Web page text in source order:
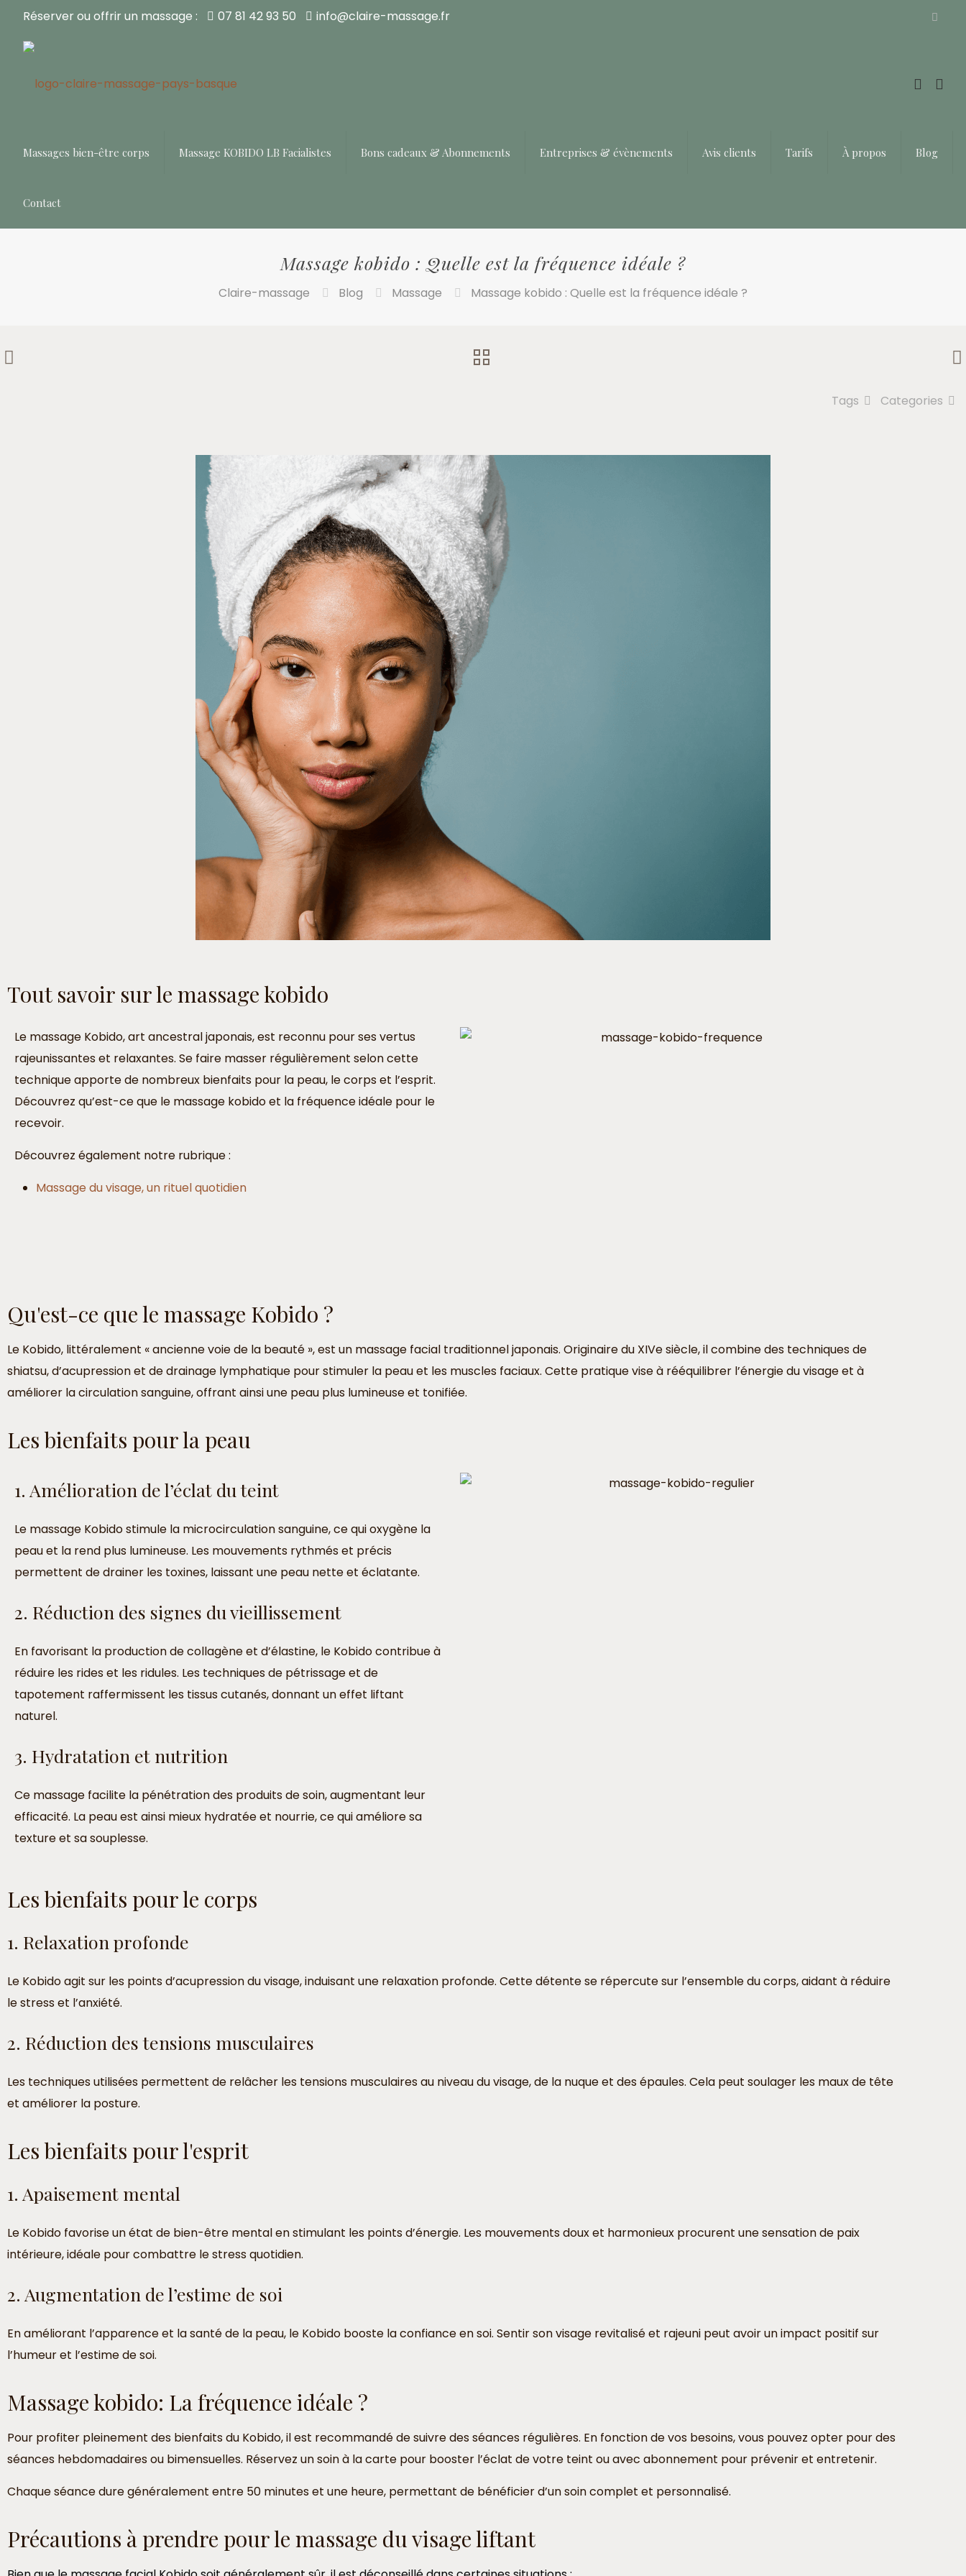
Réserver ou offrir un massage : 07 81 42 93 50 info@claire-massage.fr
Massages bien-être corps Massage KOBIDO LB Facialistes Bons cadeaux & Abonnements Entreprises & évènements Avis clients Tarifs À propos Blog
Contact
Massage kobido : Quelle est la fréquence idéale ?
Claire-massage Blog Massage Massage kobido : Quelle est la fréquence idéale ?
Categories
Tags
Tout savoir sur le massage kobido
Le massage Kobido, art ancestral japonais, est reconnu pour ses vertus
rajeunissantes et relaxantes. Se faire masser régulièrement selon cette
technique apporte de nombreux bienfaits pour la peau, le corps et l’esprit.
Découvrez qu’est-ce que le massage kobido et la fréquence idéale pour le
recevoir.
Découvrez également notre rubrique :
Massage du visage, un rituel quotidien
Qu'est-ce que le massage Kobido ?
Le Kobido, littéralement « ancienne voie de la beauté », est un massage facial traditionnel japonais. Originaire du XIVe siècle, il combine des techniques de
shiatsu, d’acupression et de drainage lymphatique pour stimuler la peau et les muscles faciaux. Cette pratique vise à rééquilibrer l’énergie du visage et à
améliorer la circulation sanguine, offrant ainsi une peau plus lumineuse et tonifiée.
Les bienfaits pour la peau
1. Amélioration de l’éclat du teint
Le massage Kobido stimule la microcirculation sanguine, ce qui oxygène la
peau et la rend plus lumineuse. Les mouvements rythmés et précis
permettent de drainer les toxines, laissant une peau nette et éclatante.
2. Réduction des signes du vieillissement
En favorisant la production de collagène et d’élastine, le Kobido contribue à
réduire les rides et les ridules. Les techniques de pétrissage et de
tapotement raffermissent les tissus cutanés, donnant un effet liftant
naturel.
3. Hydratation et nutrition
Ce massage facilite la pénétration des produits de soin, augmentant leur
efficacité. La peau est ainsi mieux hydratée et nourrie, ce qui améliore sa
texture et sa souplesse.
Les bienfaits pour le corps
1. Relaxation profonde
Le Kobido agit sur les points d’acupression du visage, induisant une relaxation profonde. Cette détente se répercute sur l’ensemble du corps, aidant à réduire
le stress et l’anxiété.
2. Réduction des tensions musculaires
Les techniques utilisées permettent de relâcher les tensions musculaires au niveau du visage, de la nuque et des épaules. Cela peut soulager les maux de tête
et améliorer la posture.
Les bienfaits pour l'esprit
1. Apaisement mental
Le Kobido favorise un état de bien-être mental en stimulant les points d’énergie. Les mouvements doux et harmonieux procurent une sensation de paix
intérieure, idéale pour combattre le stress quotidien.
2. Augmentation de l’estime de soi
En améliorant l’apparence et la santé de la peau, le Kobido booste la confiance en soi. Sentir son visage revitalisé et rajeuni peut avoir un impact positif sur
l’humeur et l’estime de soi.
Massage kobido: La fréquence idéale ?
Pour profiter pleinement des bienfaits du Kobido, il est recommandé de suivre des séances régulières. En fonction de vos besoins, vous pouvez opter pour des
séances hebdomadaires ou bimensuelles. Réservez un soin à la carte pour booster l’éclat de votre teint ou avec abonnement pour prévenir et entretenir.
Chaque séance dure généralement entre 50 minutes et une heure, permettant de bénéficier d’un soin complet et personnalisé.
Précautions à prendre pour le massage du visage liftant